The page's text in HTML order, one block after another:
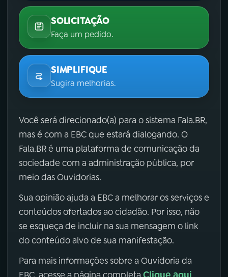
SOLICITAÇÃO
Faça um pedido.
SIMPLIFIQUE
Sugira melhorias.
Você será direcionado(a) para o sistema Fala.BR,
mas é com a EBC que estará dialogando. O
Fala.BR é uma plataforma de comunicação da
sociedade com a administração pública, por
meio das Ouvidorias.
Sua opinião ajuda a EBC a melhorar os serviços e
conteúdos ofertados ao cidadão. Por isso, não
se esqueça de incluir na sua mensagem o link
do conteúdo alvo de sua manifestação.
Para mais informações sobre a Ouvidoria da